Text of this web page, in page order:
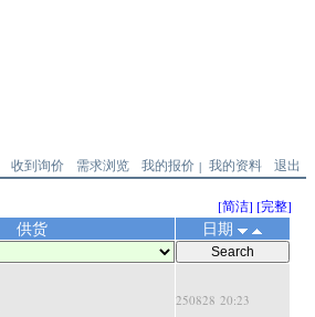
收到询价 需求浏览 我的报价 | 我的资料 退出
[简洁] [完整]
供货 日期
250828 20:23